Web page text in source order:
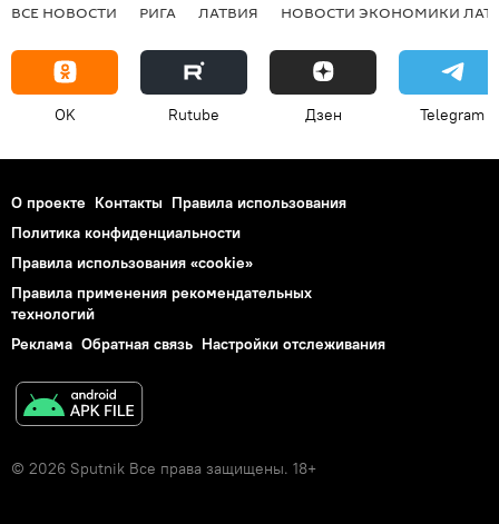
ВСЕ НОВОСТИ РИГА ЛАТВИЯ НОВОСТИ ЭКОНОМИКИ
OK Rutube Дзен Telegram
О проекте Контакты Правила использования
Политика конфиденциальности
Правила использования «cookie»
Правила применения рекомендательных
технологий
Реклама Обратная связь Настройки отслеживания
© 2026 Sputnik Все права защищены. 18+